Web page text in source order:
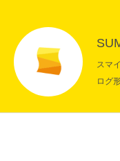
スマ
ログ